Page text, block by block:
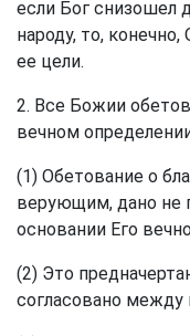
если Бог снизошел
народу, то,
ее цели.
2. Все Божии
вечном
(1) Обетование о
верующим, дано не
основании Его
(2) Это
согласовано